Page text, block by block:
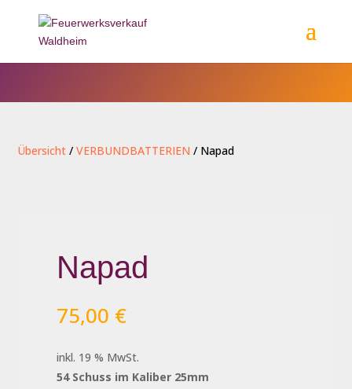
Übersicht /VERBUNDBATTERIEN / Napad
Napad
75,00 €
inkl. 19 % MwSt.
54 Schuss im Kaliber 25mm